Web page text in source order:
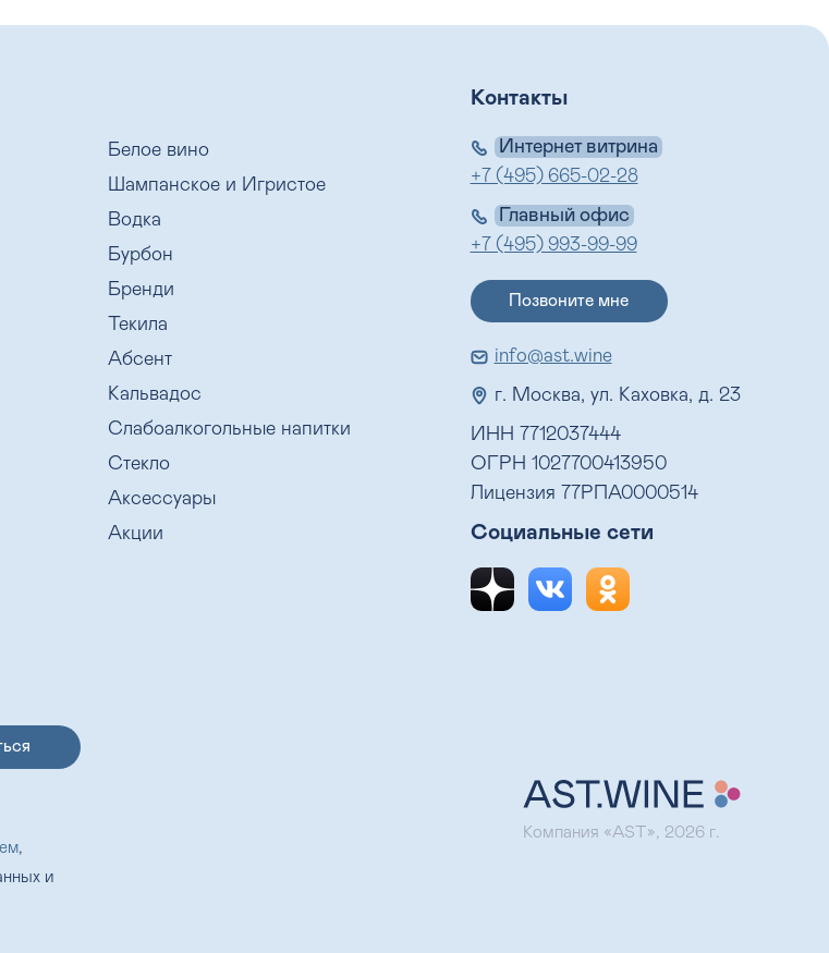
Белое вино
Шампанское и Игристое
Водка
Бурбон
Бренди
Текила
Абсент
Кальвадос
Слабоалкогольные напитки
Стекло
Аксессуары
Акции
Контакты
Интернет витрина
+7 (495) 665-02-28
Главный офис
+7 (495) 993-99-99
Позвоните мне
info@ast.wine
г. Москва, ул. Каховка, д. 23
ИНН 7712037444
ОГРН 1027700413950
Лицензия 77РПА0000514
Социальные сети
,
и
Компания «AST», 2026 г.